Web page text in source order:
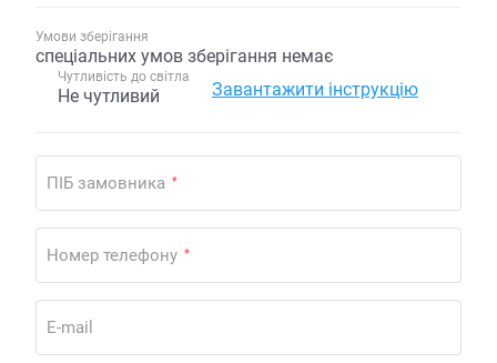
Умови зберігання
спеціальних умов зберігання немає
Чутливість до світла
Не чутливий Завантажити інструкцію
ПІБ замовника *
Номер телефону *
E-mail